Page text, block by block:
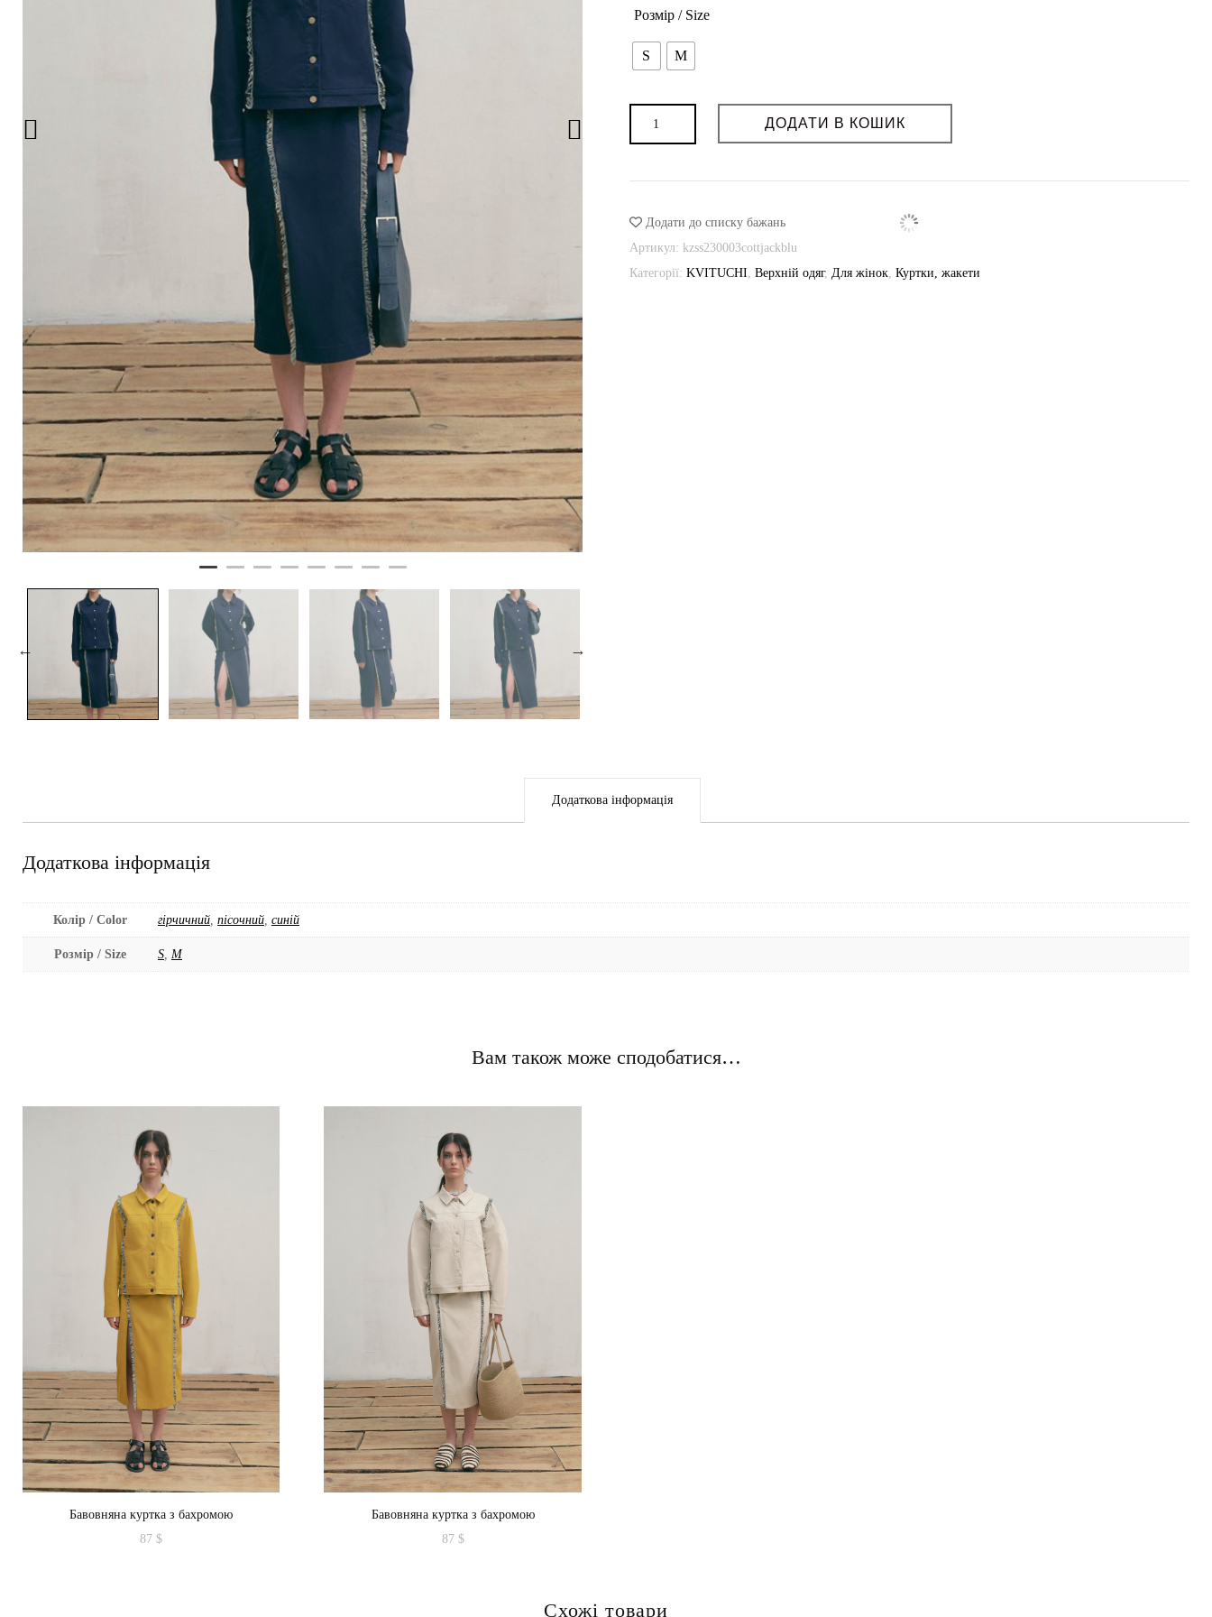
VILNA
ORNAMENT
Можливість індивідуального пошиття: ні
Розмір / Size
S M
куртка
кількість
ДОДАТИ В КОШИК
Додати до списку бажань
Артикул: kzss230003cottjackblu
Категорії: KVITUCHI, Верхній одяг, Для жінок, Куртки, жакети
Додаткова інформація
Додаткова інформація
Колір / Color гірчичний, пісочний, синій
Розмір / Size S, M
Вам також може сподобатися…
Бавовняна куртка з бахромою
87$
Бавовняна куртка з бахромою
87 $
Схожі товари